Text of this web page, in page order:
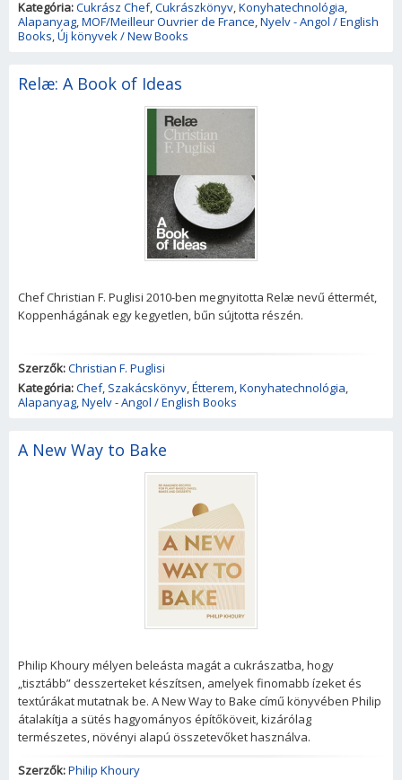
Kategória:Cukrász Chef,Cukrászkönyv,Konyhatechnológia,
Alapanyag,MOF/Meilleur Ouvrier de France,Nyelv - Angol / English
Books,Új könyvek / New Books
Relæ: A Book of Ideas
Chef Christian F. Puglisi 2010-ben megnyitotta Relæ nevű éttermét,
Koppenhágának egy kegyetlen, bűn sújtotta részén.
Szerzők:Christian F. Puglisi
Kategória:Chef, Szakácskönyv,Étterem,Konyhatechnológia,
Alapanyag,Nyelv - Angol / English Books
A New Way to Bake
Philip Khoury mélyen beleásta magát a cukrászatba, hogy
„tisztább” desszerteket készítsen, amelyek finomabb ízeket és
textúrákat mutatnak be. A New Way to Bake című könyvében Philip
átalakítja a sütés hagyományos építőköveit, kizárólag
természetes, növényi alapú összetevőket használva.
Szerzők:Philip Khoury